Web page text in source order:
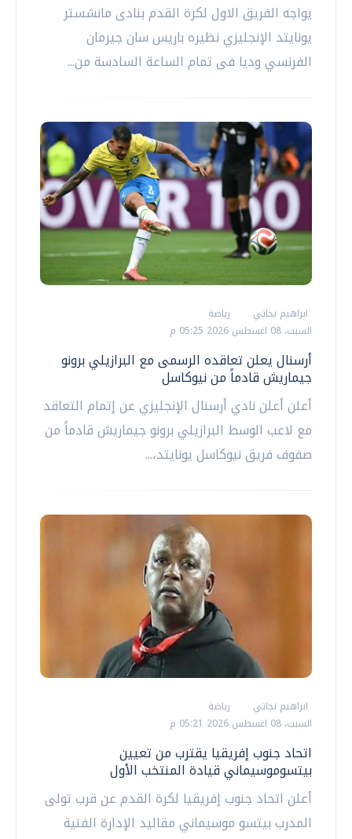
يواجه الفريق الاول لكرة القدم بنادى مانشستر
يونايتد الإنجليزي نظيره باريس سان جيرمان
الفرنسي وديا فى تمام الساعة السادسة من...
ابراهيم نجاتي
رياضة
السبت، 08 اغسطس 2026 05:25 م
أرسنال يعلن تعاقده الرسمى مع البرازيلي برونو
جيماريش قادماً من نيوكاسل
أعلن أعلن نادي أرسنال الإنجليزي عن إتمام التعاقد
مع لاعب الوسط البرازيلي برونو جيماريش قادماً من
صفوف فريق نيوكاسل يونايتد،...
ابراهيم نجاتي
رياضة
السبت، 08 اغسطس 2026 05:21 م
اتحاد جنوب إفريقيا يقترب من تعيين
بيتسوموسيماني قيادة المنتخب الأول
أعلن اتحاد جنوب إفريقيا لكرة القدم عن قرب تولى
المدرب بيتسو موسيماني مقاليد الإدارة الفنية